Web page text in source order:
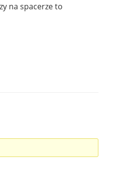
na spacerze to